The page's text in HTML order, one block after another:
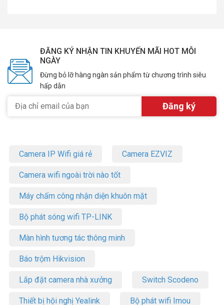
ĐĂNG KÝ NHẬN TIN KHUYẾN MÃI HOT MỖI
NGÀY
Đừng bỏ lỡ hàng ngàn sản phẩm từ chương trình siêu
hấp dẫn
Camera IP Wifi giá rẻ Camera EZVIZ
Camera wifi ngoài trời nào tốt
Máy chấm công nhận diện khuôn mặt
Bộ phát sóng wifi TP-LINK
Màn hình tương tác thông minh
Báo trộm Hikvision
Lắp đặt camera nhà xưởng Switch Scodeno
Thiết bị hội nghị Yealink Bộ phát wifi Imou